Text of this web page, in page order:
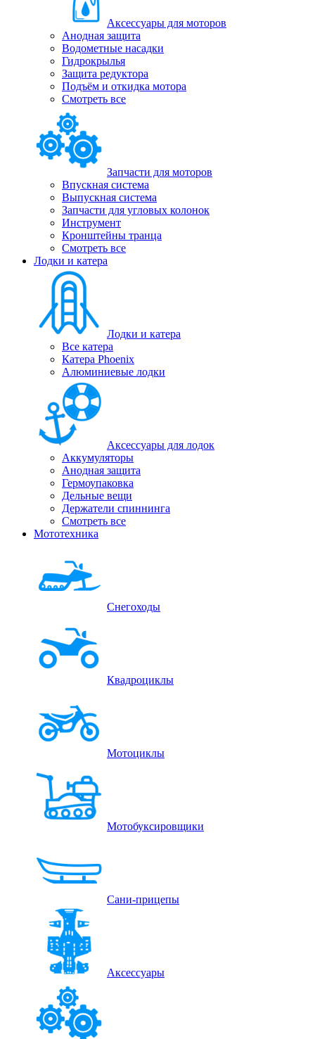
Аксессуары для моторов
Анодная защита
Водометные насадки
Гидрокрылья
Защита редуктора
Подъём и откидка мотора
Смотреть все
Запчасти для моторов
Впускная система
Выпускная система
Запчасти для угловых колонок
Инструмент
Кронштейны транца
Смотреть все
Лодки и катера
Лодки и катера
Все катера
Катера Phoenix
Алюминиевые лодки
Аксессуары для лодок
Аккумуляторы
Анодная защита
Гермоупаковка
Дельные вещи
Держатели спиннинга
Смотреть все
Мототехника
Снегоходы
Квадроциклы
Мотоциклы
Мотобуксировщики
Сани-прицепы
Аксессуары